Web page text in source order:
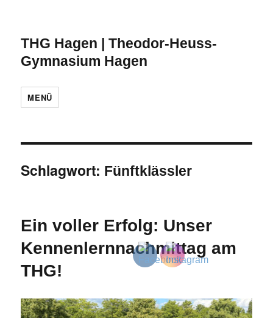
THG Hagen | Theodor-Heuss-
Gymnasium Hagen
MENÜ
Schlagwort: Fünftklässler
Ein voller Erfolg: Unser
Kennenlernnachmittag am
THG!